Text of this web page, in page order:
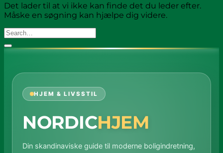
Det lader til at vi ikke kan finde det du leder efter.
Måske en søgning kan hjælpe dig videre.
HJEM & LIVSSTIL
NORDICHJEM
Din skandinaviske guide til moderne boligindretning,